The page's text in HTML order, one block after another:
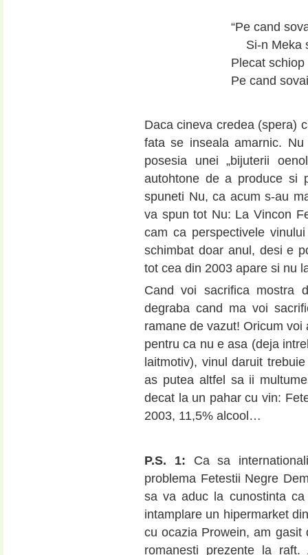
“Pe cand
Si-n Meka
Plecat
Pe cand
Daca cineva credea (spera)
fata se inseala amarnic.
posesia unei „bijuterii
autohtone de a produce si
spuneti Nu, ca acum s-au
va spun tot Nu: La Vincon
cam ca perspectivele
schimbat doar anul, desi e
tot cea din 2003 apare si nu
Cand voi sacrifica mostra
degraba cand ma voi
ramane de vazut! Oricum
pentru ca nu e asa (deja
laitmotiv), vinul daruit
as putea altfel sa ii
decat la un pahar cu vin:
2003, 11,5% alcool…
P.S. 1: Ca sa
problema Fetestii Negre
sa va aduc la cunostinta
intamplare un hipermarket
cu ocazia Prowein, am gasit
romanesti prezente la raft.